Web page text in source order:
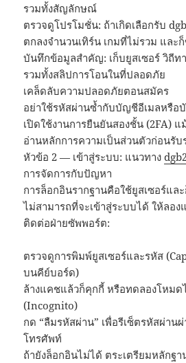
รวมทั้งสัญลักษณ์
ตรวจดูโปรโมชั่น: ถ้าเกิดเลือกรับ
ตกลงจำนวนเทิร์น เกมที่ไม่รวม และ
บันทึกข้อมูลสำคัญ: เก็บยูสเซอร์ วิถีท
รวมทั้งสลิปการโอนในที่ปลอดภัย
เคล็ดลับความปลอดภัยตอนสมัคร
อย่าใช้รหัสผ่านซ้ำกับบัญชีอีเมลหรือ
เปิดใช้งานการยืนยันสองชั้น (2FA)
อ่านหลักการความเป็นส่วนตัวก่อนรับ
หัวข้อ 2 — เข้าสู่ระบบ: แนวทาง
การจัดการกับปัญหา
การล็อกอินรากฐานคือใช้ยูสเซอร์แล
ไม่สามารถที่จะเข้าสู่ระบบได้ ให้ลอ
ติดต่อฝ่ายซัพพอร์ต:
ตรวจดูการพิมพ์ยูสเซอร์และรหัส
บนคีย์บอร์ด)
ล้างแคชแล้วก็คุกกี้ หรือทดลองโหม
(Incognito)
กด “ลืมรหัสผ่าน” เพื่อรีเซ็ตรหัสผ่าน
โทรศัพท์
ถ้ายังล็อกอินไม่ได้ ตระเตรียมหลักฐ